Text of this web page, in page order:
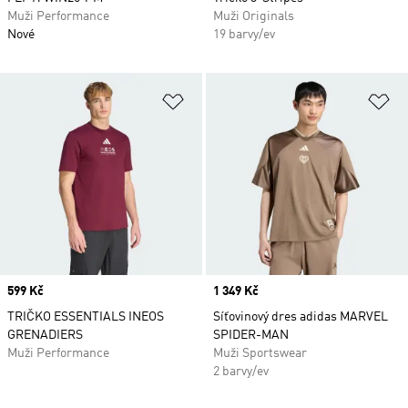
Muži Performance
Nové
Muži Originals
19 barvy/ev
Přidat do seznamu přání
Price
599 Kč
TRIČKO ESSENTIALS INEOS
GRENADIERS
Muži Performance
Price
1 349 Kč
Síťovinový dres adidas MARVEL
SPIDER-MAN
Muži Sportswear
2 barvy/ev